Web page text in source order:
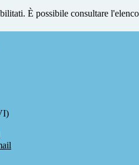
È possibile consultare